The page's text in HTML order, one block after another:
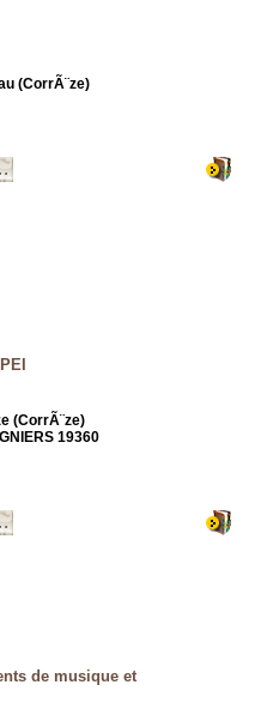
(CorrÃ¨ze)
(CorrÃ¨ze)
19360
de musique et